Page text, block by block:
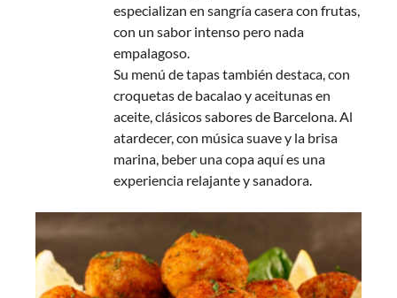
especializan en sangría casera con frutas,
con un sabor intenso pero nada
empalagoso.
Su menú de tapas también destaca, con
croquetas de bacalao y aceitunas en
aceite, clásicos sabores de Barcelona. Al
atardecer, con música suave y la brisa
marina, beber una copa aquí es una
experiencia relajante y sanadora.